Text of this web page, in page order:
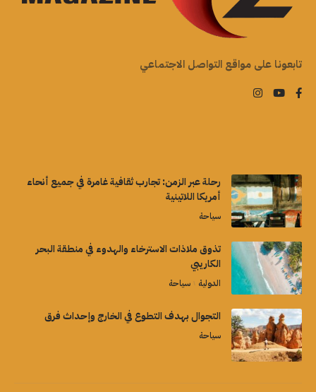
تابعونا على مواقع التواصل الاجتماعي
رحلة عبر الزمن: تجارب ثقافية غامرة في جميع أنحاء
أمريكا اللاتينية
سياحة
تذوق ملاذات الاسترخاء والهدوء في منطقة البحر
الكاريبي
الدولية سياحة
التجوال بهدف التطوع في الخارج وإحداث فرق
سياحة